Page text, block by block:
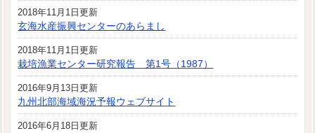
2018年11月1日更新
玄海水産振興センターのあらまし
2018年11月1日更新
栽培漁業センター研究報告 第1号（1987）
2016年9月13日更新
九州北部海域海況予報ウェブサイト
2016年6月18日更新